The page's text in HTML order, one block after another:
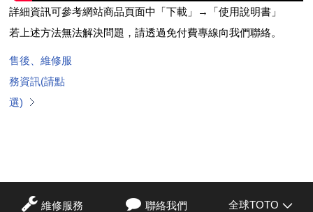
詳細資訊可參考網站商品頁面中「下載」→「使用說明書」
若上述方法無法解決問題，請透過免付費專線向我們聯絡。
售後、維修服
務資訊(請點
選)
維修服務 聯絡我們 全球TOTO